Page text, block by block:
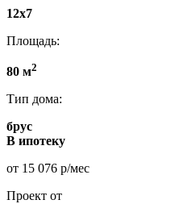
12x7
Площадь:
80 м2
Тип дома:
брус
В ипотеку
от 15 076 р/мес
Проект от